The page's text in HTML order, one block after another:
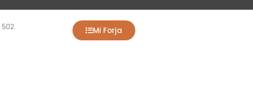
Mi Forja